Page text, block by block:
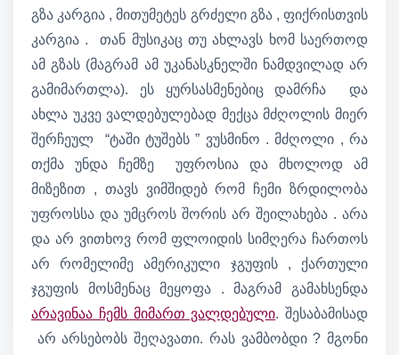
გზა კარგია , მითუმეტეს გრძელი გზა , ფიქრისთვის
კარგია . თან მუსიკაც თუ ახლავს ხომ საერთოდ
ამ გზას (მაგრამ ამ უკანასკნელში ნამდვილად არ
გამიმართლა). ეს ყურსასმენებიც დამრჩა და
ახლა უკვე ვალდებულებად მექცა მძღოლის მიერ
შერჩეულ “ტაში ტუშებს ” ვუსმინო . მძღოლი , რა
თქმა უნდა ჩემზე უფროსია და მხოლოდ ამ
მიზეზით , თავს ვიმშიდებ რომ ჩემი ზრდილობა
უფროსსა და უმცროს შორის არ შეილახება . არა
და არ ვითხოვ რომ ფლოიდის სიმღერა ჩართოს
არ რომელიმე ამერიკული ჯგუფის , ქართული
ჯგუფის მოსმენაც მეყოფა . მაგრამ გამახსენდა
არავინაა ჩემს მიმართ ვალდებული. შესაბამისად
არ არსებობს შეღავათი. რას ვამბობდი ? მგონი